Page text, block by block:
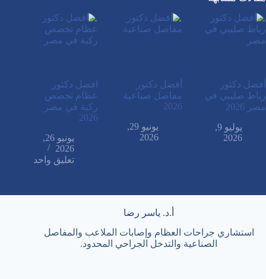
أفضل دكتور
رباط صليبي في
مصر 2026
يوليو 9,
2026
أفضل دكتور
مفاصل صناعية
2026
يونيو 29,
2026
افضل دكتور
عظام تخصص
ركبة في مصر
2026
يونيو 26,
2026
تعليق واحد
أ.د. ياسر رضا
استشاري جراحات العظام وإصابات الملاعب والمفاصل
الصناعية والتدخل الجراحي المحدود.